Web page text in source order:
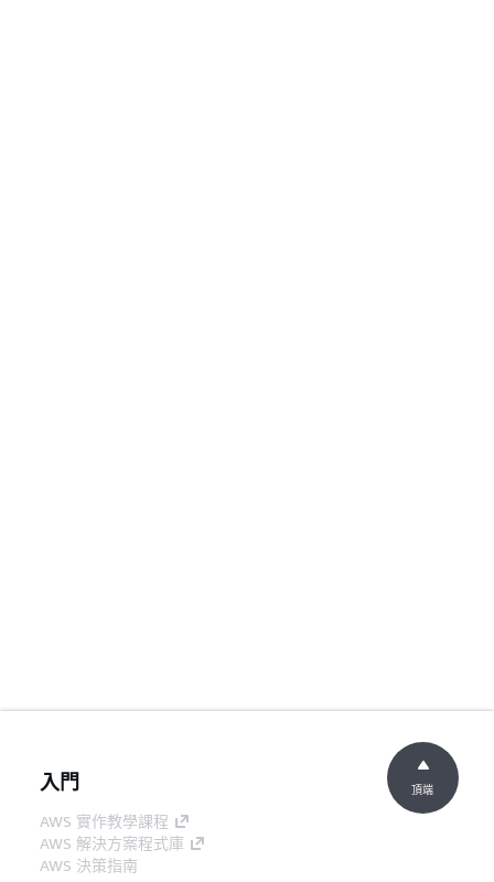
入門
AWS 實作教學課程
AWS 解決方案程式庫
AWS 決策指南
頂端